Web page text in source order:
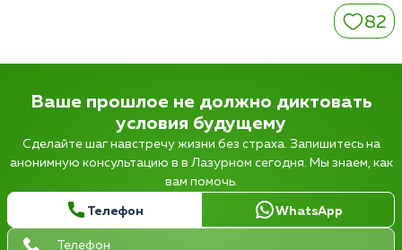
82
Ваше прошлое не должно диктовать
условия будущему
Сделайте шаг навстречу жизни без страха. Запишитесь на
анонимную консультацию в в Лазурном сегодня. Мы знаем, как
вам помочь.
Телефон WhatsApp